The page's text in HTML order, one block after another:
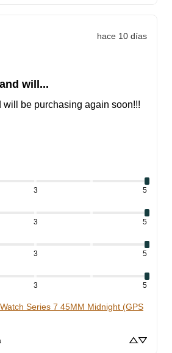
hace 10 días
will...
will be purchasing again soon!!!
3 5
3 5
3 5
3 5
Series 7 45MM Midnight (GPS